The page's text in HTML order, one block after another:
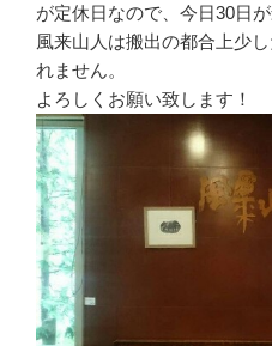
が定休日なので、今日30日が
風来山人は搬出の都合上少
れません。
よろしくお願い致します！